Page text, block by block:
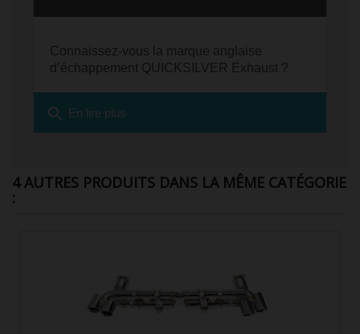
Connaissez-vous la marque anglaise
d’échappement QUICKSILVER Exhaust ?
search En lire plus
4 AUTRES PRODUITS DANS LA MÊME CATÉGORIE
: